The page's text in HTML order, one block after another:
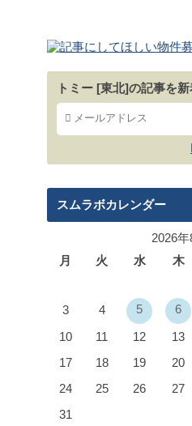
トミー [東北]の記事を新
スムラボカレンダー
2026年
月
火 水 木
3 4 5 6
10 11 12 13
17
18 19 20
24
25 26 27
31